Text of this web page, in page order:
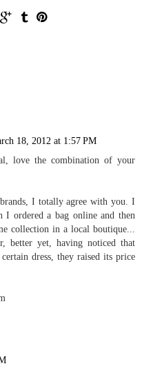
18, 2012 at 1:57 PM
love the combination of your
I totally agree with you. I
I ordered a bag online and then
collection in a local boutique...
better yet, having noticed that
dress, they raised its price